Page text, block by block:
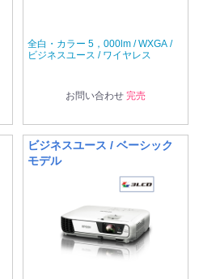
全白・カラー 5，000lm / WXGA /
ビジネスユース / ワイヤレス
お問い合わせ 完売
ビジネスユース / ベーシック
モデル